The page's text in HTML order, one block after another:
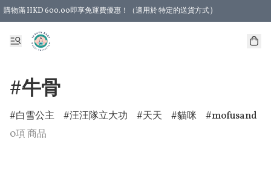
購物滿 HKD 600.00即享免運費優惠！（適用於 特定的送貨方式 )
#牛骨
白雪公主 汪汪隊立大功 天天 貓咪
mofusand
0項 商品